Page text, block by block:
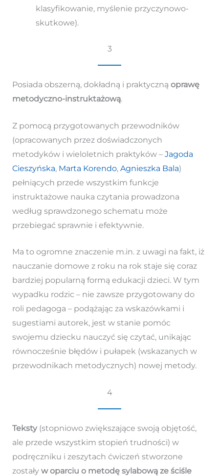
klasyfikowanie, myślenie przyczynowo-
skutkowe).
3
Posiada obszerną, dokładną i praktyczną oprawę
metodyczno-instruktażową.
Z pomocą przygotowanych przewodników
(opracowanych przez doświadczonych
metodyków i wieloletnich praktyków – Jagoda
Cieszyńska, Marta Korendo, Agnieszka Bala)
pełniących przede wszystkim funkcje
instruktażowe nauka czytania prowadzona
według sprawdzonego schematu może
przebiegać sprawnie i efektywnie.
Ma to ogromne znaczenie m.in. z uwagi na fakt, iż
nauczanie domowe z roku na rok staje się coraz
bardziej popularną formą edukacji dzieci. W tym
wypadku rodzic – nie zawsze przygotowany do
roli pedagoga – podążając za wskazówkami i
sugestiami autorek, jest w stanie pomóc
swojemu dziecku nauczyć się czytać, unikając
równocześnie błędów i pułapek (wskazanych w
przewodnikach metodycznych) nowej metody.
4
Teksty(stopniowo zwiększające swoją objętość,
ale przede wszystkim stopień trudności) w
podręczniku i zeszytach ćwiczeń stworzone
zostaływ oparciu o metodę sylabową ze ściśle